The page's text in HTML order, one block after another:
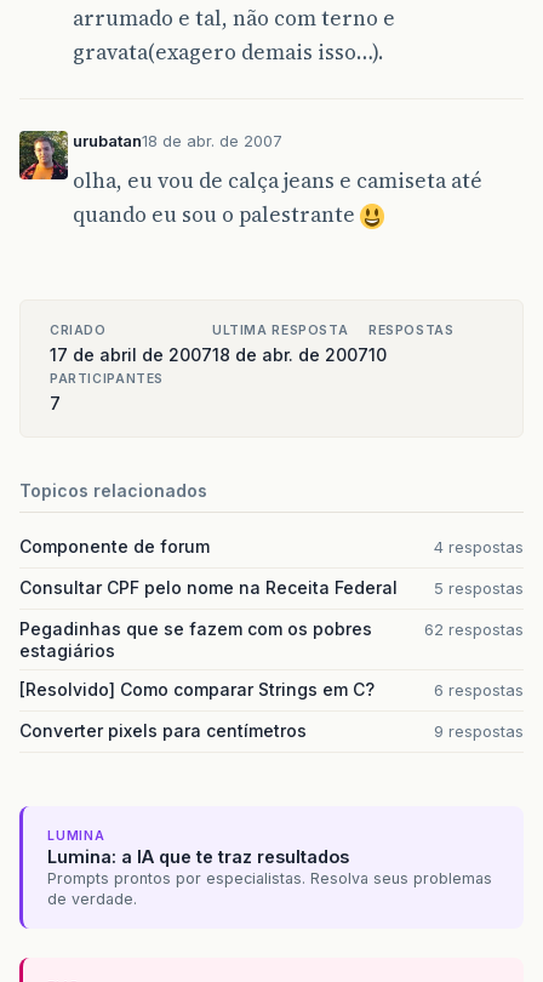
arrumado e tal, não com terno e
gravata(exagero demais isso…).
urubatan18 de abr. de 2007
olha, eu vou de calça jeans e camiseta até
quando eu sou o palestrante
CRIADO
17 de abril de 2007
ULTIMA RESPOSTA
18 de abr. de 2007
RESPOSTAS
10
PARTICIPANTES
7
Topicos relacionados
Componente de forum 4 respostas
Consultar CPF pelo nome na Receita Federal 5 respostas
Pegadinhas que se fazem com os pobres
estagiários
62 respostas
[Resolvido] Como comparar Strings em C? 6 respostas
Converter pixels para centímetros 9 respostas
LUMINA
Lumina: a IA que te traz resultados
Prompts prontos por especialistas. Resolva seus problemas
de verdade.